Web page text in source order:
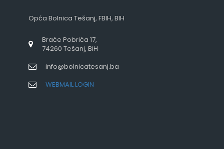
Opća Bolnica Tešanj, FBIH, BIH
Braće Pobrića 17,
74260 Tešanj, BiH
info@bolnicatesanj.ba
WEBMAIL LOGIN